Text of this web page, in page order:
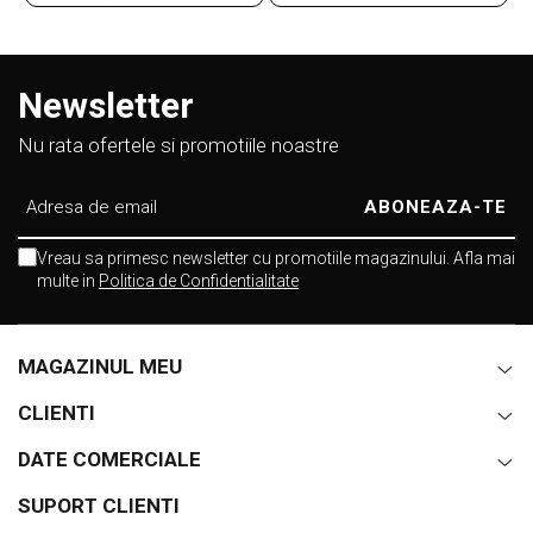
Newsletter
Nu rata ofertele si promotiile noastre
Vreau sa primesc newsletter cu promotiile magazinului. Afla mai
multe in Politica de Confidentialitate
MAGAZINUL MEU
CLIENTI
DATE COMERCIALE
SUPORT CLIENTI